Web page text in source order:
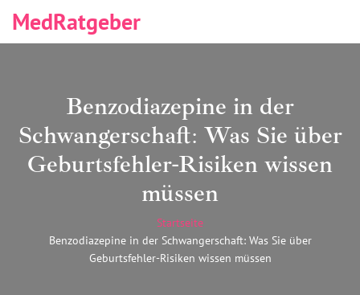
MedRatgeber
Benzodiazepine in der
Schwangerschaft: Was Sie über
Geburtsfehler-Risiken wissen
müssen
Startseite
Benzodiazepine in der Schwangerschaft: Was Sie über
Geburtsfehler-Risiken wissen müssen